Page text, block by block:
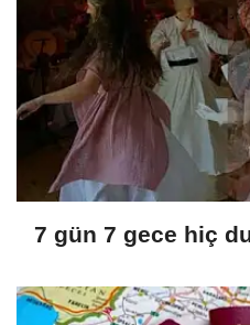
7 gün 7 gece hiç